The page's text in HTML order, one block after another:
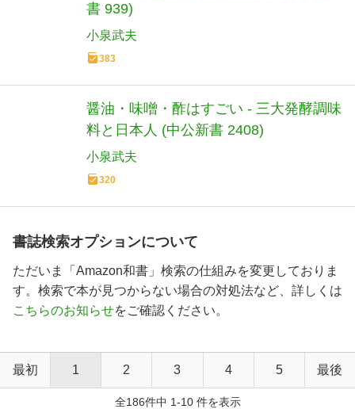
書 939)
小泉武夫
383
醤油・味噌・酢はすごい - 三大発酵調味
料と日本人 (中公新書 2408)
小泉武夫
320
書誌検索オプションについて
ただいま「Amazon和書」検索の仕組みを変更しておりま
す。検索で本が見つからない場合の対処法など、詳しくは
こちらのお知らせをご確認ください。
最初 1 2 3 4 5 最後
全186件中 1-10 件を表示